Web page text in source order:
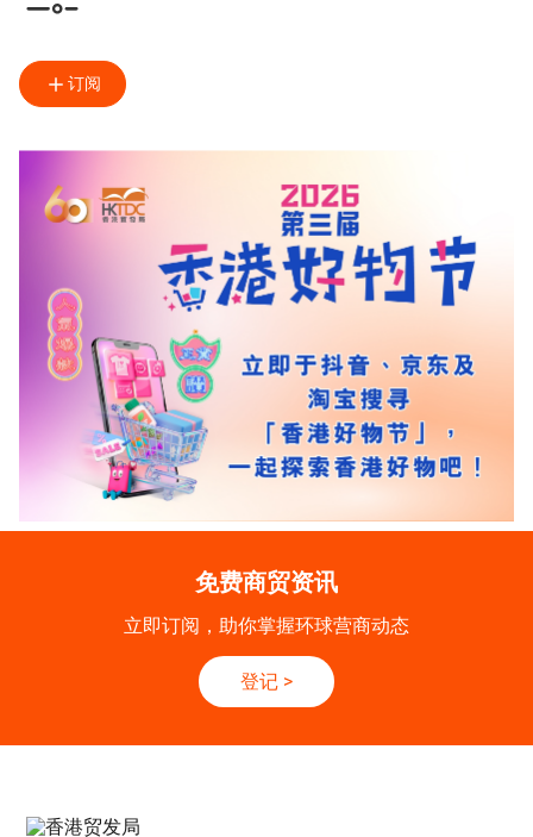
订阅
免费商贸资讯
立即订阅，助你掌握环球营商动态
登记 >